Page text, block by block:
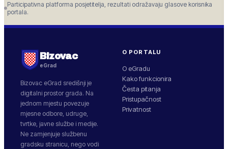
Participativna platforma posjetitelja, rezultati odražavaju glasove korisnika
portala.
Bizovac
eGrad
Bizovac eGrad središnji je
digitalni prostor grada. Na
jednom mjestu povezuje
mjesne odbore, udruge,
tvrtke, javne službe i medije.
Ne zamjenjuje službenu
gradsku stranicu, nego vodi
O PORTALU
O eGradu
Kako funkcionira
Česta pitanja
Pristupačnost
Privatnost